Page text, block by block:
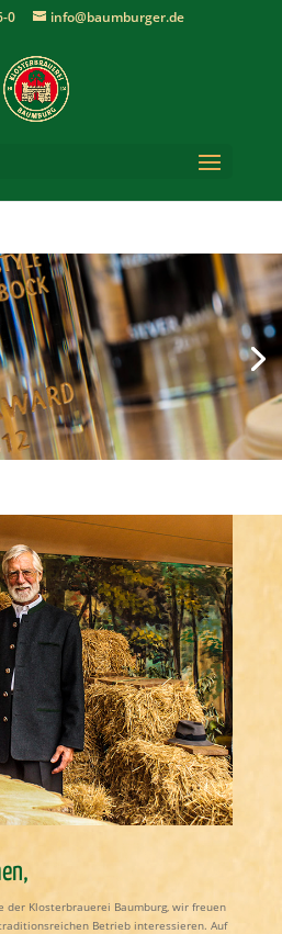
0 info@baumburger.de
der Klosterbrauerei Baumburg, wir freuen
Betrieb interessieren. Auf